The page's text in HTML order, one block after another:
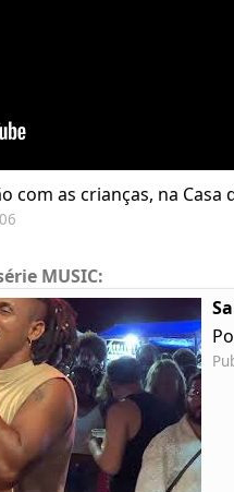
com as crianças, na Casa
MUSIC: